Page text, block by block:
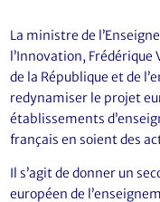
La ministre de
l’Innovation, Frédérique
de la République et de
redynamiser le projet
établissements
français en soient des
Il s’agit de donner un
européen de